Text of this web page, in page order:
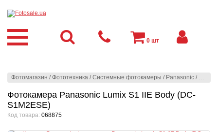
Фотомагазин /Фототехника /Системные фотокамеры / Panasonic /
Фотокамера Panasonic Lumix S1 IIE Body (DC-
S1M2ESE)
Код товара: 068875
0 шт